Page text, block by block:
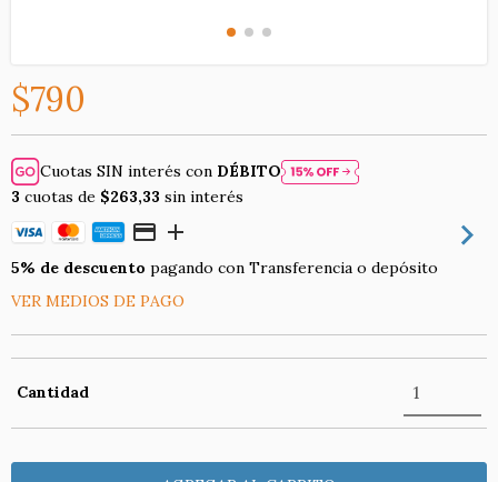
$790
Cuotas SIN interés con DÉBITO
3 cuotas de $263,33 sin interés
5% de descuento pagando con Transferencia o depósito
VER MEDIOS DE PAGO
Cantidad